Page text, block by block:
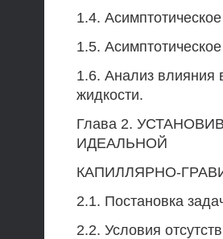
1.4.
1.5.
1.6. Анализ влияния
жидкости.
Глава 2.
ИДЕАЛЬНОЙ
КАПИЛЛЯРНО-
2.1. Постановка
2.2. Условия